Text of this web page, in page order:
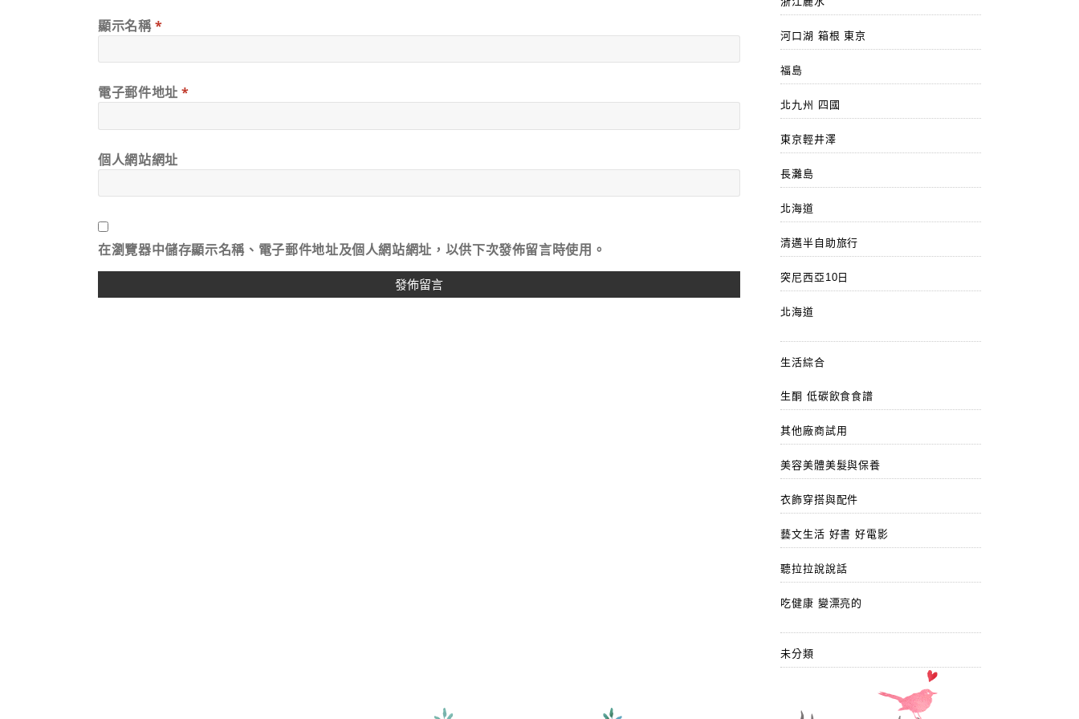
顯示名稱*
電子郵件地址*
個人網站網址
在瀏覽器中儲存顯示名稱、電子郵件地址及個人網站網址，以供下次發佈留言時使用。
河口湖 箱根 東京
福島
北九州 四國
東京輕井澤
長灘島
北海道
清邁半自助旅行
突尼西亞10日
北海道
生活綜合
生酮 低碳飲食食譜
其他廠商試用
美容美體美髮與保養
衣飾穿搭與配件
藝文生活 好書 好電影
聽拉拉說說話
吃健康 變漂亮的
未分類